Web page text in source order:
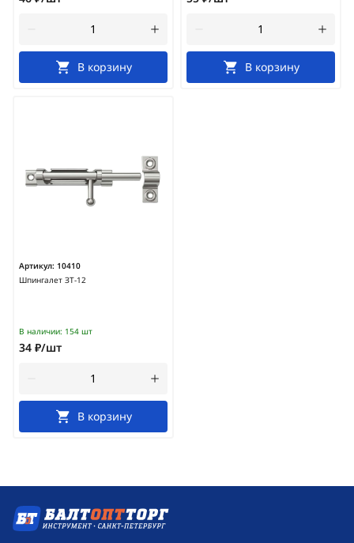
В корзину В корзину
Артикул: 10410
Шпингалет ЗТ-12
В наличии: 154 шт
34 ₽/шт
В корзину